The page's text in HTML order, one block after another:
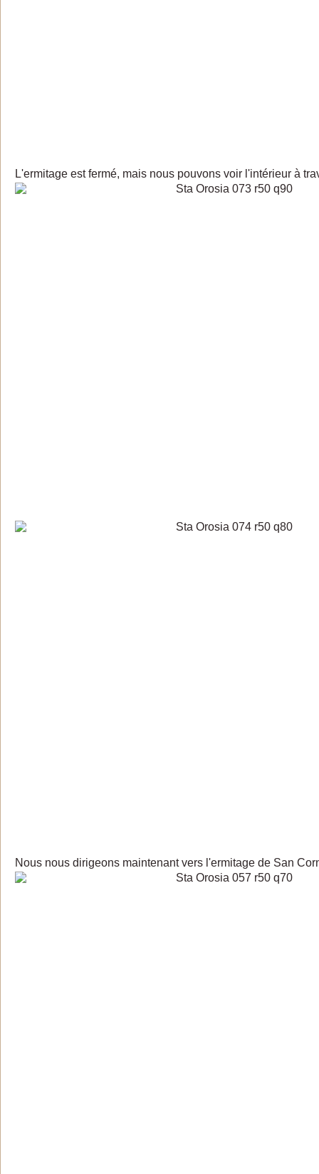
L'ermitage est fermé, mais nous pouvons voir l'intérieur à
Nous nous dirigeons maintenant vers l'ermitage de San